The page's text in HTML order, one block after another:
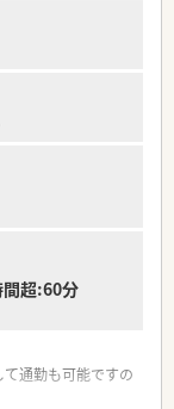
超:60分
通勤も可能ですの